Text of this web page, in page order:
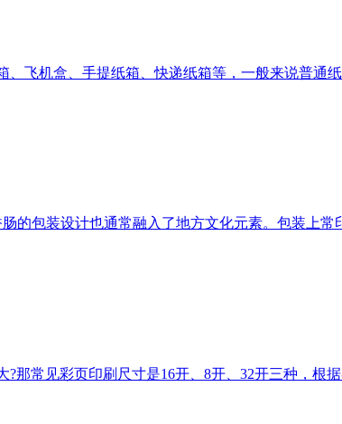
飞机盒、手提纸箱、快递纸箱等，一般来说普通
的包装设计也通常融入了地方文化元素。包装上常
那常见彩页印刷尺寸是16开、8开、32开三种，根